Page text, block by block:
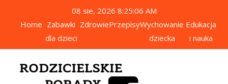
08 sie, 2026 8:25:07 AM
Home Zabawki
dla dzieci
ZdrowiePrzepisyWychowanie
dziecka
Edukacja
i nauka